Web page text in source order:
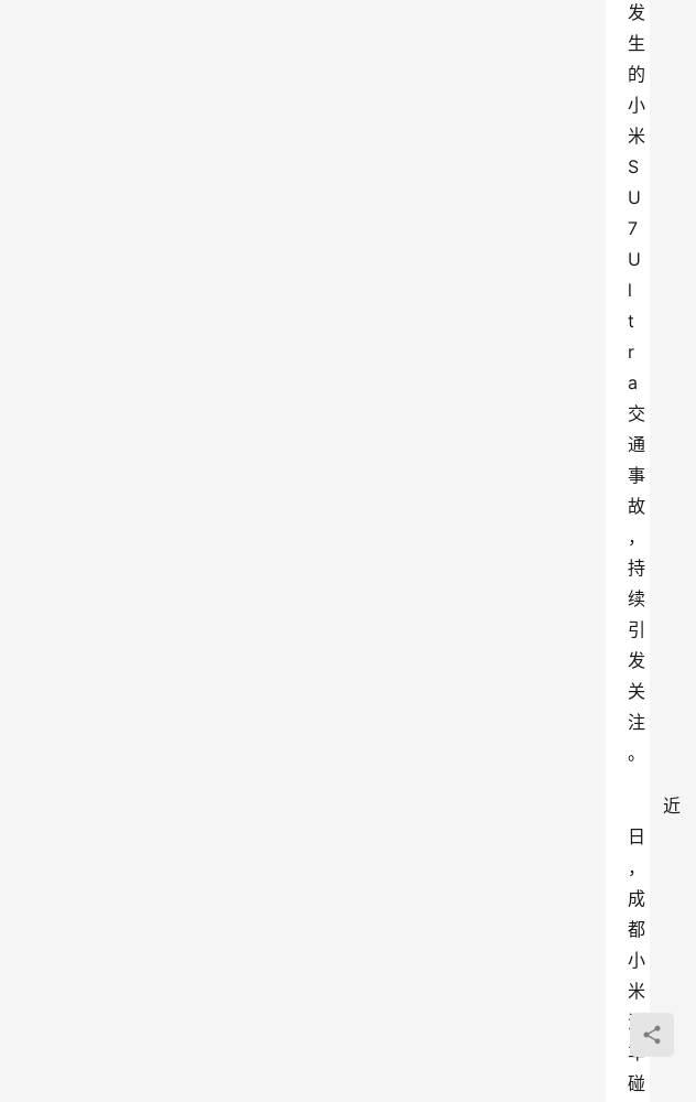
发
生
的
小
米
S
U
7
U
l
t
r
a
交
通
事
故
，
持
续
引
发
关
注
。
近
日
，
成
都
小
米
汽
车
碰